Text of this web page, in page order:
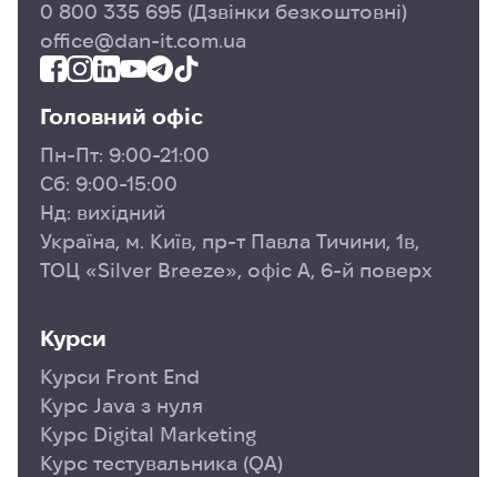
0 800 335 695 (Дзвінки безкоштовні)
office@dan-it.com.ua
Головний офіс
Пн-Пт: 9:00-21:00
Сб: 9:00-15:00
Нд: вихідний
Україна, м. Київ, пр-т Павла Тичини, 1в,
ТОЦ «Silver Breeze», офіс А, 6-й поверх
Курси
Курси Front End
Курс Java з нуля
Курс Digital Marketing
Курс тестувальника (QA)